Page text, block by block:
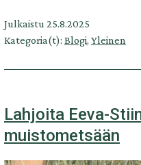
Julkaistu 25.8.2025
Kategoria(t): Blogi, Yleinen
Lahjoita Eeva-
muistometsään